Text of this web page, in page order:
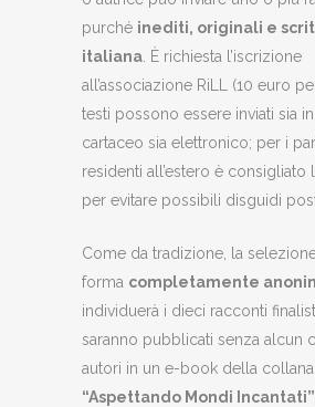
purché inediti, originali e
italiana . È richiesta l’iscrizione
all’associazione RiLL (10 euro
testi possono essere inviati sia
cartaceo sia elettronico; per i
residenti all’estero è consigliato
per evitare possibili disguidi
Come da tradizione, la
forma completamente
individuerà i dieci racconti
saranno pubblicati senza alcun
autori in un e-book della collana
“Aspettando Mondi Incantati”